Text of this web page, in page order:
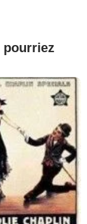
pourriez